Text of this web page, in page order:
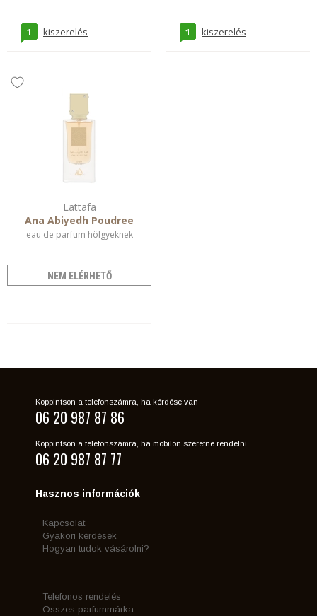
1 kiszerelés 1 kiszerelés
Lattafa
Ana Abiyedh Poudree
eau de parfum hölgyeknek
NEM ELÉRHETŐ
Koppintson a telefonszámra, ha kérdése van
06 20 987 87 86
Koppintson a telefonszámra, ha mobilon szeretne rendelni
06 20 987 87 77
Hasznos információk
Kapcsolat
Gyakori kérdések
Hogyan tudok vásárolni?
Telefonos rendelés
Összes parfummárka